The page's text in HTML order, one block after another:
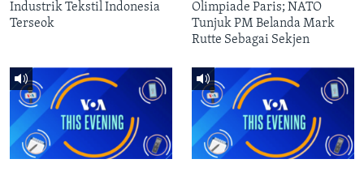
Industrik Tekstil Indonesia
Terseok
Olimpiade Paris; NATO
Tunjuk PM Belanda Mark
Rutte Sebagai Sekjen